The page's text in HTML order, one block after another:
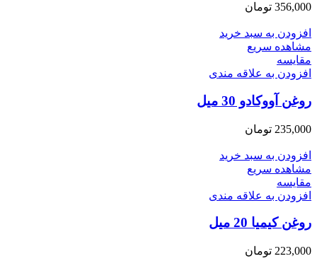
356,000 تومان
افزودن به سبد خرید
مشاهده سریع
مقایسه
افزودن به علاقه مندی
روغن آووکادو 30 میل
235,000 تومان
افزودن به سبد خرید
مشاهده سریع
مقایسه
افزودن به علاقه مندی
روغن کیمیا 20 میل
223,000 تومان